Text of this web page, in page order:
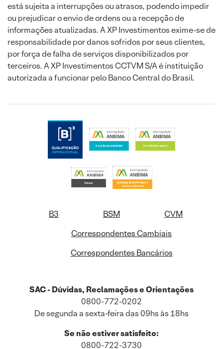
está sujeita a interrupções ou atrasos, podendo impedir
ou prejudicar o envio de ordens ou a recepção de
informações atualizadas. A XP Investimentos exime-se de
responsabilidade por danos sofridos por seus clientes,
por força de falha de serviços disponibilizados por
terceiros. A XP Investimentos CCTVM S/A é instituição
autorizada a funcionar pelo Banco Central do Brasil.
B3 BSM
CVM
Correspondentes Cambiais
Correspondentes Bancários
SAC - Dúvidas, Reclamações e Orientações
0800-772-0202
De segunda a sexta-feira das 09hs às 18hs
Se não estiver satisfeito:
0800-722-3730